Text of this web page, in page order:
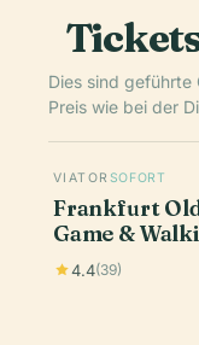
Dies sind
Preis wie bei der
VIATOR SOFORT
Frankfurt
Game &
4.4(39)